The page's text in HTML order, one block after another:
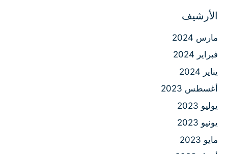
الأرشيف
مارس 2024
فبراير 2024
يناير 2024
أغسطس 2023
يوليو 2023
يونيو 2023
مايو 2023